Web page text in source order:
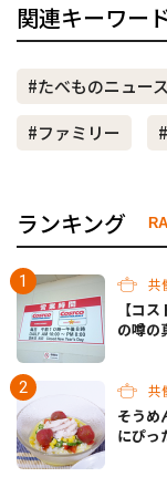
関連キーワー
#たべものニュース
#ファミリー
ランキング
共
【コ
の噂の
共
そうめ
にぴっ